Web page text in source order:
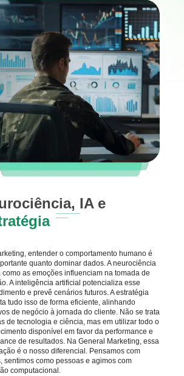
IA e
entender o comportamento humano é
quanto dominar dados. A neurociência
como as emoções influenciam na tomada de
A inteligência artificial potencializa esse
e prevê cenários futuros. A estratégia
tudo isso de forma eficiente, alinhando
de negócio à jornada do cliente. Não se trata
de tecnologia e ciência, mas em utilizar todo o
disponível em favor da performance e
de resultados. Na General Marketing, essa
é o nosso diferencial. Pensamos com
sentimos como pessoas e agimos com
computacional.